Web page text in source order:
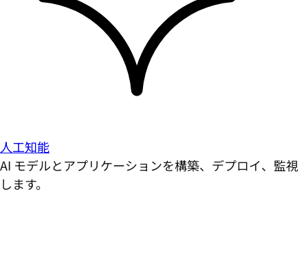
人工知能
AI モデルとアプリケーションを構築、デプロイ、監視
します。